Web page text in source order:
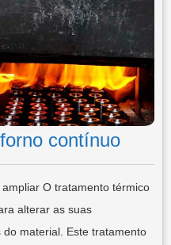
contínuo
O tratamento térmico
alterar as suas
material. Este tratamento